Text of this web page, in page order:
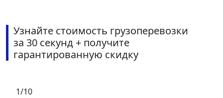
Узнайте стоимость грузоперевозки
за 30 секунд + получите
гарантированную скидку
1/10